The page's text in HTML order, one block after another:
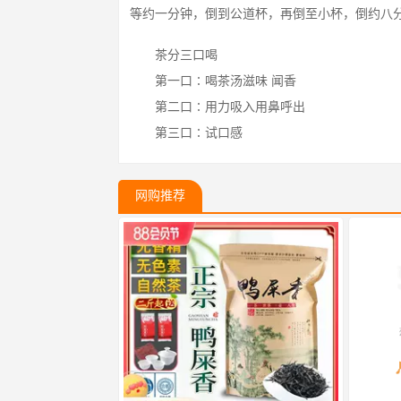
等约一分钟，倒到公道杯，再倒至小杯，倒约八
茶分三口喝
第一口∶喝茶汤滋味 闻香
第二口∶用力吸入用鼻呼出
第三口∶试口感
网购推荐